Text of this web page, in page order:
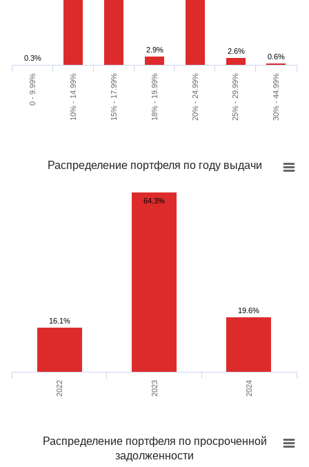
0.3%
2.9% 2.6%
0.6%
0 - 9.99% 10% - 14.99% 15% - 17.99% 18% - 19.99% 20% - 24.99% 25% - 29.99% 30% - 44.99%
Распределение портфеля по году выдачи
16.1%
64.3%
19.6%
2022 2023 2024
Распределение портфеля по просроченной
задолженности